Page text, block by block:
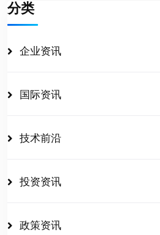
分类
企业资讯
国际资讯
技术前沿
投资资讯
政策资讯